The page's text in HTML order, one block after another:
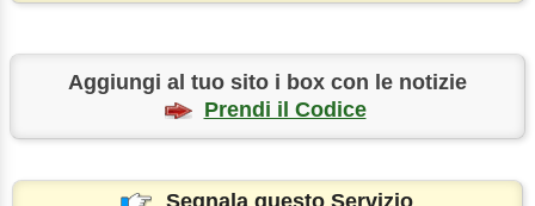
Aggiungi al tuo sito i box con le notizie
Prendi il Codice